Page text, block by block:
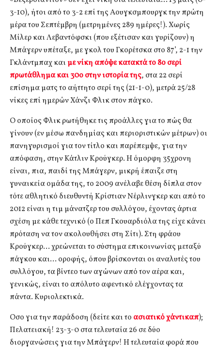
3-10), ήτοι από το 3-2 επί της Αουγκσμπουργκ την πρώτη
μέρα του Σεπτέμβρη (μετρημένες 289 ημέρες!). Χωρίς
Μίλερ και Λεβαντόφσκι (που εξέτισαν και γυρίζουν) η
Μπάγερν υπέταξε, με γκολ του Γκορέτσκα στο 87’, 2-1 την
Γκλάντμπαχ και με νίκη απόψε κατακτά το 8ο σερί
πρωτάθλημα και 30ο στην ιστορία της, στα 22 σερί
επίσημα ματς το αήττητο σερί της (21-1-0), μετρά 25/28
νίκες επί ημερών Χάνζι Φλικ στον πάγκο.
Ο οποίος Φλικ ρωτήθηκε τις προάλλες για το πώς θα
γίνουν (εν μέσω πανδημίας και περιοριστικών μέτρων) οι
πανηγυρισμοί για τον τίτλο και παρέπεμψε, για την
απόφαση, στην Κάτλιν Κρούγκερ. Η όμορφη 35χρονη
είναι, πια, παιδί της Μπάγερν, μικρή έπαιζε στη
γυναικεία ομάδα της, το 2009 ανέλαβε θέση δίπλα στον
τότε αθλητικό διευθυντή Κρίστιαν Νέρλινγκερ και από το
2012 είναι η τιμ μάνατζερ του συλλόγου, έχοντας άρτια
σχέση με κάθε τεχνικό (ο Πεπ Γκουαρδιόλα της είχε κάνει
πρόταση να τον ακολουθήσει στη Σίτι). Στη φράου
Κρούγκερ… χρεώνεται το σύστημα επικοινωνίας μεταξύ
πάγκου και… οροφής, όπου βρίσκονται οι αναλυτές του
συλλόγου, τα βίντεο των αγώνων από τον αέρα και,
γενικώς, είναι το απόλυτο αφεντικό ελέγχοντας τα
πάντα. Κυριολεκτικά.
Οσο για την παράδοση (δείτε και το ασιατικό χάντικαπ);
Πελατειακή! 23-3-0 στα τελευταία 26 σε δύο
διοργανώσεις για την Μπάγερν! Η τελευταία φορά που